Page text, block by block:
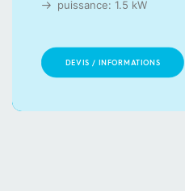
puissance: 1.5 kW
DEVIS / INFORMATIONS